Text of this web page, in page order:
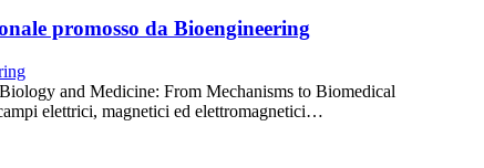
promosso da Bioengineering
and Medicine: From Mechanisms to Biomedical
elettrici, magnetici ed elettromagnetici…